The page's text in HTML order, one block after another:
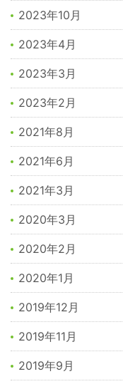
2023年10月
2023年4月
2023年3月
2023年2月
2021年8月
2021年6月
2021年3月
2020年3月
2020年2月
2020年1月
2019年12月
2019年11月
2019年9月